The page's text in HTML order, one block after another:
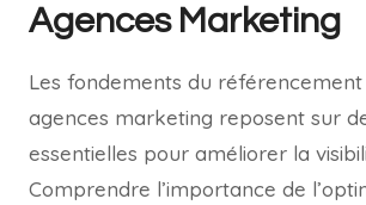
Agences Marketing
Les fondements du
agences marketing reposent sur
essentielles pour améliorer la
Comprendre l’importance de